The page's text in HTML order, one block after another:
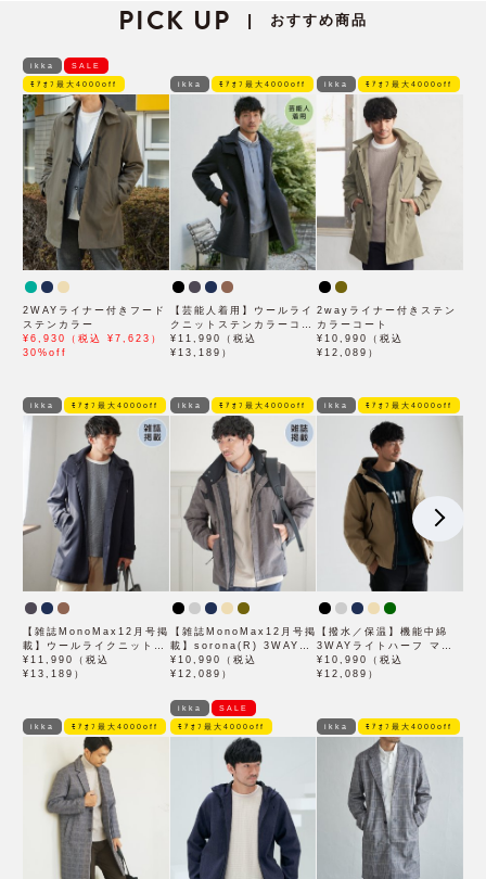
PICK UP | おすすめ商品
ikka SALE
ﾓｱｵﾌ最大4000off
2WAYライナー付きフード
ステンカラー
¥6,930（税込 ¥7,623）
30%off
ikka ﾓｱｵﾌ最大4000off
【芸能人着用】ウールライ
クニットステンカラーコー
ト
¥11,990（税込
¥13,189）
ikka ﾓｱｵﾌ最大4000off
2wayライナー付きステン
カラーコート
¥10,990（税込
¥12,089）
ikka ﾓｱｵﾌ最大4000off
【雑誌MonoMax12月号掲
載】ウールライクニットス
テンカラーコート
¥11,990（税込
¥13,189）
ikka ﾓｱｵﾌ最大4000off
【雑誌MonoMax12月号掲
載】sorona(R) 3WAYマ
ウンテンパーカー【撥水／
保温／親子コーデ】
¥10,990（税込
¥12,089）
ikka ﾓｱｵﾌ最大4000off
【撥水／保温】機能中綿
3WAYライトハーフ マウ
ンテンパーカー
¥10,990（税込
¥12,089）
ikka ﾓｱｵﾌ最大4000off
ikka SALE
ﾓｱｵﾌ最大4000off ikka ﾓｱｵﾌ最大4000off